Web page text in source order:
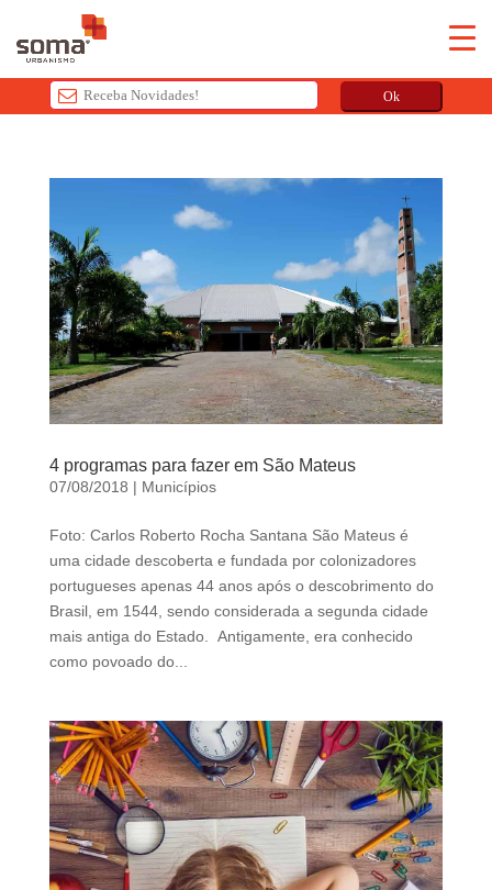
Ok
f
i
e
d
s
h
o
b
e
a
n
k
4 programas para fazer em São Mateus
07/08/2018 | Municípios
Foto: Carlos Roberto Rocha Santana São Mateus é
uma cidade descoberta e fundada por colonizadores
portugueses apenas 44 anos após o descobrimento do
Brasil, em 1544, sendo considerada a segunda cidade
mais antiga do Estado. Antigamente, era conhecido
como povoado do...